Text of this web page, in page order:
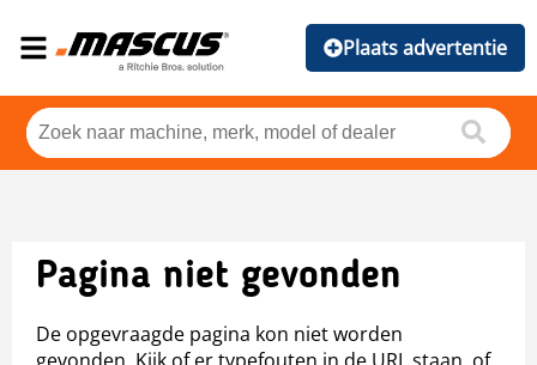
Plaats advertentie
Pagina niet gevonden
De opgevraagde pagina kon niet worden